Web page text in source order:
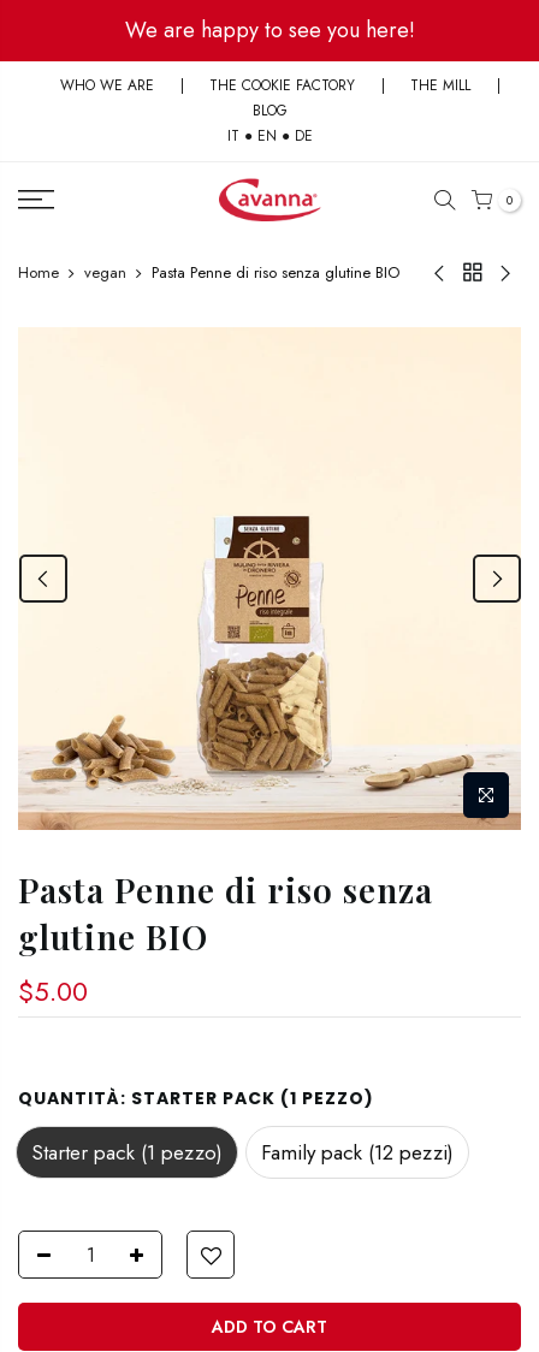
content
We are happy to see you here!
WHO WE ARE | THE COOKIE FACTORY | THE MILL
|
BLOG
IT ● EN ● DE
0
Home vegan Pasta Penne di riso senza glutine BIO
Pasta Penne di riso senza
glutine BIO
$5.00
QUANTITÀ: STARTER PACK (1 PEZZO)
Starter pack (1 pezzo) Family pack (12 pezzi)
ADD TO CART